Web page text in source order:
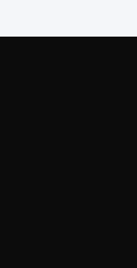
Creatures of Ava